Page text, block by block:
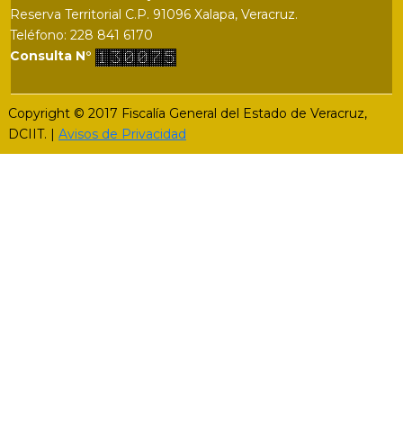
Reserva Territorial C.P. 91096 Xalapa, Veracruz.
Teléfono: 228 841 6170
Consulta N°
Copyright © 2017 Fiscalía General del Estado de Veracruz,
DCIIT. | Avisos de Privacidad